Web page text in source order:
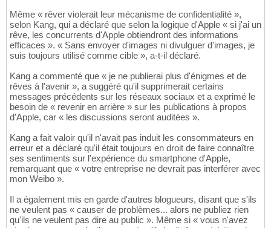
Même « rêver violerait leur mécanisme de confidentialité »,
selon Kang, qui a déclaré que selon la logique d'Apple « si j'ai un
rêve, les concurrents d'Apple obtiendront des informations
efficaces ». « Sans envoyer d'images ni divulguer d'images, je
suis toujours utilisé comme cible », a-t-il déclaré.
Kang a commenté que « je ne publierai plus d'énigmes et de
rêves à l'avenir », a suggéré qu'il supprimerait certains
messages précédents sur les réseaux sociaux et a exprimé le
besoin de « revenir en arrière » sur les publications à propos
d'Apple, car « les discussions seront auditées ».
Kang a fait valoir qu'il n'avait pas induit les consommateurs en
erreur et a déclaré qu'il était toujours en droit de faire connaître
ses sentiments sur l'expérience du smartphone d'Apple,
remarquant que « votre entreprise ne devrait pas interférer avec
mon Weibo ».
Il a également mis en garde d'autres blogueurs, disant que s'ils
ne veulent pas « causer de problèmes... alors ne publiez rien
qu'ils ne veulent pas dire au public ». Même si « vous n'avez